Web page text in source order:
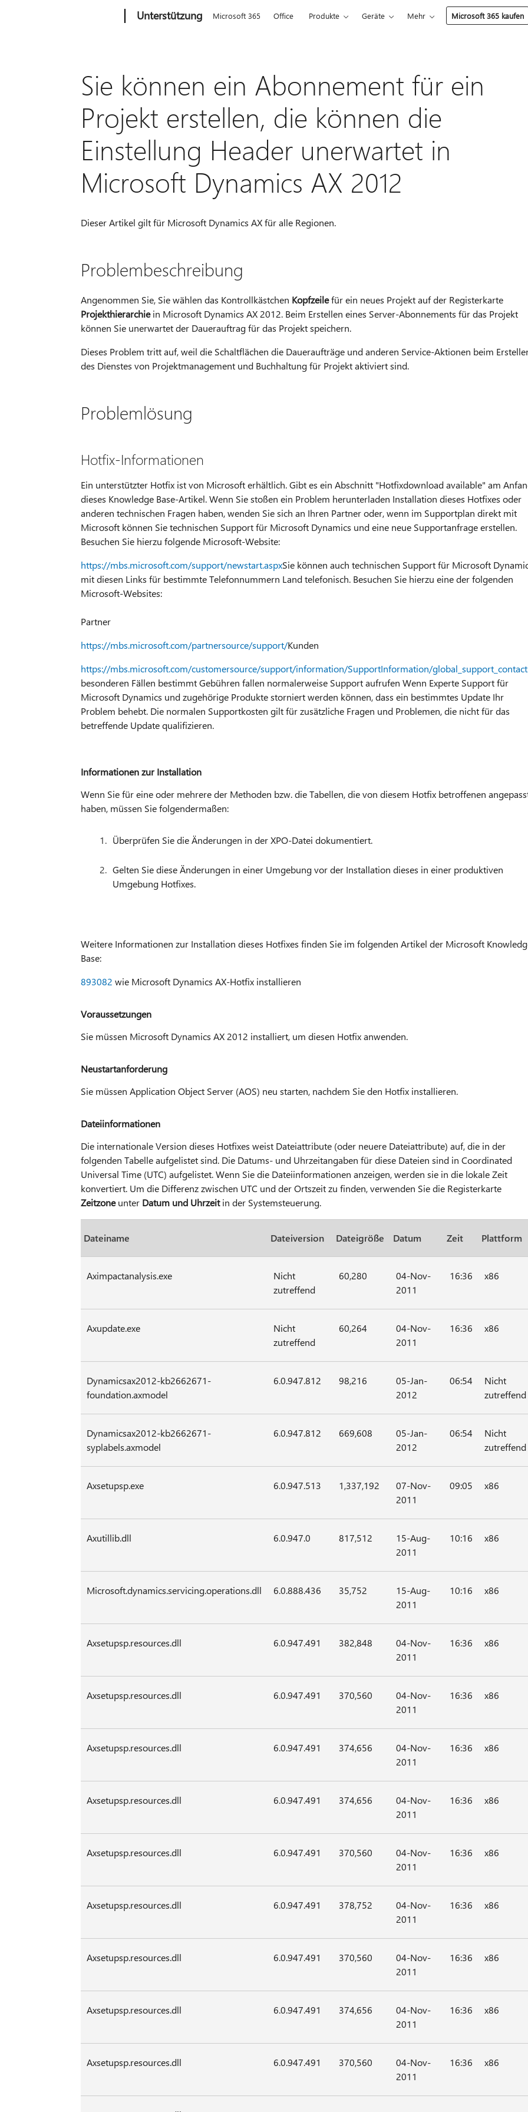
Unterstützung Microsoft 365 Office Produkte Geräte Mehr Microsoft 365 kaufen
Sie können ein Abonnement für ein
Projekt erstellen, die können die
Einstellung Header unerwartet in
Microsoft Dynamics AX 2012
Dieser Artikel gilt für Microsoft Dynamics AX für alle Regionen.
Problembeschreibung
Angenommen Sie, Sie wählen das Kontrollkästchen Kopfzeilefür ein neues Projekt auf der Registerkarte
Projekthierarchiein Microsoft Dynamics AX 2012. Beim Erstellen eines Server-Abonnements für das Projekt
können Sie unerwartet der Dauerauftrag für das Projekt speichern.
Dieses Problem tritt auf, weil die Schaltflächen die Daueraufträge und anderen Service-Aktionen beim
des Dienstes von Projektmanagement und Buchhaltung für Projekt aktiviert sind.
Problemlösung
Hotfix-Informationen
Ein unterstützter Hotfix ist von Microsoft erhältlich. Gibt es ein Abschnitt "Hotfixdownload available" am
dieses Knowledge Base-Artikel. Wenn Sie stoßen ein Problem herunterladen Installation dieses Hotfixes oder
anderen technischen Fragen haben, wenden Sie sich an Ihren Partner oder, wenn im Supportplan direkt mit
Microsoft können Sie technischen Support für Microsoft Dynamics und eine neue Supportanfrage erstellen.
Besuchen Sie hierzu folgende Microsoft-Website:
https://mbs.microsoft.com/support/newstart.aspxSie können auch technischen Support für Microsoft
mit diesen Links für bestimmte Telefonnummern Land telefonisch. Besuchen Sie hierzu eine der folgenden
Microsoft-Websites:
Partner
https://mbs.microsoft.com/partnersource/support/Kunden
https://mbs.microsoft.com/customersource/support/information/SupportInformation/
besonderen Fällen bestimmt Gebühren fallen normalerweise Support aufrufen Wenn Experte Support für
Microsoft Dynamics und zugehörige Produkte storniert werden können, dass ein bestimmtes Update Ihr
Problem behebt. Die normalen Supportkosten gilt für zusätzliche Fragen und Problemen, die nicht für das
betreffende Update qualifizieren.
Informationen zur Installation
Wenn Sie für eine oder mehrere der Methoden bzw. die Tabellen, die von diesem Hotfix betroffenen
haben, müssen Sie folgendermaßen:
Überprüfen Sie die Änderungen in der XPO-Datei dokumentiert.
Gelten Sie diese Änderungen in einer Umgebung vor der Installation dieses in einer produktiven
Umgebung Hotfixes.
Weitere Informationen zur Installation dieses Hotfixes finden Sie im folgenden Artikel der Microsoft
Base:
893082 wie Microsoft Dynamics AX-Hotfix installieren
Voraussetzungen
Sie müssen Microsoft Dynamics AX 2012 installiert, um diesen Hotfix anwenden.
Neustartanforderung
Sie müssen Application Object Server (AOS) neu starten, nachdem Sie den Hotfix installieren.
Dateiinformationen
Die internationale Version dieses Hotfixes weist Dateiattribute (oder neuere Dateiattribute) auf, die in der
folgenden Tabelle aufgelistet sind. Die Datums- und Uhrzeitangaben für diese Dateien sind in Coordinated
Universal Time (UTC) aufgelistet. Wenn Sie die Dateiinformationen anzeigen, werden sie in die lokale Zeit
konvertiert. Um die Differenz zwischen UTC und der Ortszeit zu finden, verwenden Sie die Registerkarte
Zeitzoneunter Datum und Uhrzeitin der Systemsteuerung.
Dateiname Dateiversion Dateigröße Datum Zeit Plattform
Aximpactanalysis.exe
Nicht
zutreffend
60,280
04-Nov-
2011
16:36 x86
Axupdate.exe
Nicht
zutreffend
60,264
04-Nov-
2011
16:36 x86
Dynamicsax2012-kb2662671-
foundation.axmodel
6.0.947.812 98,216
05-Jan-
2012
06:54
Nicht
zutreffend
Dynamicsax2012-kb2662671-
syplabels.axmodel
6.0.947.812 669,608
05-Jan-
2012
06:54
Nicht
zutreffend
Axsetupsp.exe 6.0.947.513 1,337,192
07-Nov-
2011
09:05 x86
Axutillib.dll 6.0.947.0 817,512
15-Aug-
2011
10:16 x86
Microsoft.dynamics.servicing.operations.dll 6.0.888.436 35,752
15-Aug-
2011
10:16 x86
Axsetupsp.resources.dll 6.0.947.491 382,848
04-Nov-
2011
16:36 x86
Axsetupsp.resources.dll 6.0.947.491 370,560
04-Nov-
2011
16:36 x86
Axsetupsp.resources.dll 6.0.947.491 374,656
04-Nov-
2011
16:36 x86
Axsetupsp.resources.dll 6.0.947.491 374,656
04-Nov-
2011
16:36 x86
Axsetupsp.resources.dll 6.0.947.491 370,560
04-Nov-
2011
16:36 x86
Axsetupsp.resources.dll 6.0.947.491 378,752
04-Nov-
2011
16:36 x86
Axsetupsp.resources.dll 6.0.947.491 370,560
04-Nov-
2011
16:36 x86
Axsetupsp.resources.dll 6.0.947.491 374,656
04-Nov-
2011
16:36 x86
Axsetupsp.resources.dll 6.0.947.491 370,560
04-Nov-
2011
16:36 x86